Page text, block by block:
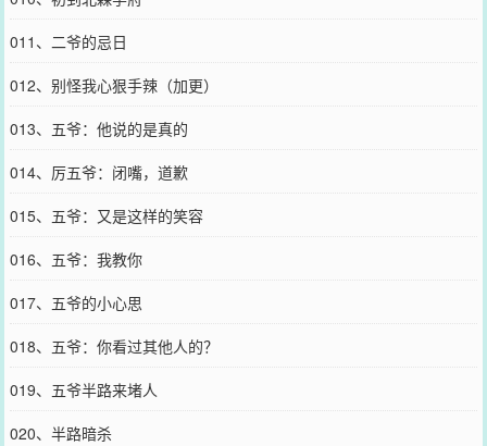
011、二爷的忌日
012、别怪我心狠手辣（加更）
013、五爷：他说的是真的
014、厉五爷：闭嘴，道歉
015、五爷：又是这样的笑容
016、五爷：我教你
017、五爷的小心思
018、五爷：你看过其他人的？
019、五爷半路来堵人
020、半路暗杀